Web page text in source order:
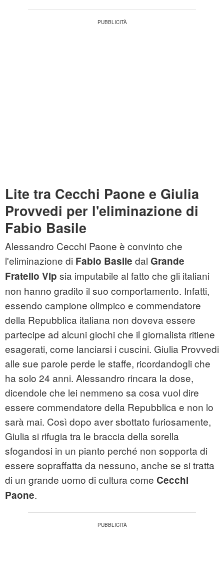
Lite tra Cecchi Paone e Giulia
Provvedi per l'eliminazione di
Fabio Basile
Alessandro Cecchi Paone è convinto che
l'eliminazione di Fabio Basile dal Grande
Fratello Vip sia imputabile al fatto che gli italiani
non hanno gradito il suo comportamento. Infatti,
essendo campione olimpico e commendatore
della Repubblica italiana non doveva essere
partecipe ad alcuni giochi che il giornalista ritiene
esagerati, come lanciarsi i cuscini. Giulia Provvedi
alle sue parole perde le staffe, ricordandogli che
ha solo 24 anni. Alessandro rincara la dose,
dicendole che lei nemmeno sa cosa vuol dire
essere commendatore della Repubblica e non lo
sarà mai. Così dopo aver sbottato furiosamente,
Giulia si rifugia tra le braccia della sorella
sfogandosi in un pianto perché non sopporta di
essere sopraffatta da nessuno, anche se si tratta
di un grande uomo di cultura come Cecchi
Paone.